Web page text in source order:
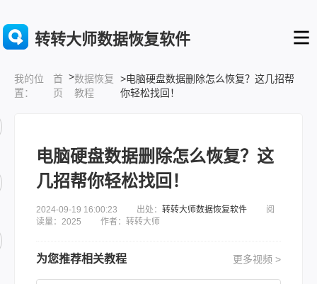
转转大师数据恢复软件
我的位
置：
首
页
>数据恢复
教程
>电脑硬盘数据删除怎么恢复？这几招帮
你轻松找回！
电脑硬盘数据删除怎么恢复？这
几招帮你轻松找回！
2024-09-19 16:00:23 出处： 转转大师数据恢复软件 阅
读量：2025 作者：转转大师
为您推荐相关教程 更多视频 >